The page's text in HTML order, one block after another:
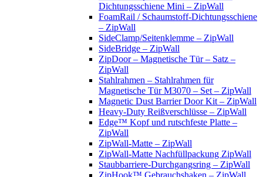
Dichtungsschiene Mini – ZipWall
FoamRail / Schaumstoff-Dichtungsschiene
– ZipWall
SideClamp/Seitenklemme – ZipWall
SideBridge – ZipWall
ZipDoor – Magnetische Tür – Satz –
ZipWall
Stahlrahmen – Stahlrahmen für
Magnetische Tür M3070 – Set – ZipWall
Magnetic Dust Barrier Door Kit – ZipWall
Heavy-Duty Reißverschlüsse – ZipWall
Edge™ Kopf und rutschfeste Platte –
ZipWall
ZipWall-Matte – ZipWall
ZipWall-Matte Nachfüllpackung ZipWall
Staubbarriere-Durchgangsring – ZipWall
ZipHook™ Gebrauchshaken – ZipWall